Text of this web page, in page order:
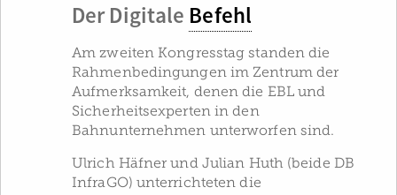
Der Digitale Befehl
Am zweiten Kongresstag standen die
Rahmenbedingungen im Zentrum der
Aufmerksamkeit, denen die EBL und
Sicherheitsexperten in den
Bahnunternehmen unterworfen sind.
Ulrich Häfner und Julian Huth (beide DB
InfraGO) unterrichteten die